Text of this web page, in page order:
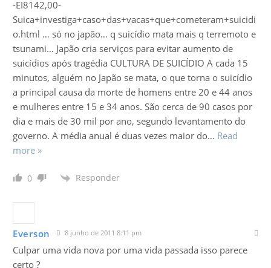
-EI8142,00-
Suica+investiga+caso+das+vacas+que+cometeram+suicidi
o.html … só no japão… q suicídio mata mais q terremoto e
tsunami… Japão cria serviços para evitar aumento de
suicídios após tragédia CULTURA DE SUICÍDIO A cada 15
minutos, alguém no Japão se mata, o que torna o suicídio
a principal causa da morte de homens entre 20 e 44 anos
e mulheres entre 15 e 34 anos. São cerca de 90 casos por
dia e mais de 30 mil por ano, segundo levantamento do
governo. A média anual é duas vezes maior do… Read
more »
0 Responder
Everson 8 junho de 2011 8:11 pm
Culpar uma vida nova por uma vida passada isso parece
certo ?